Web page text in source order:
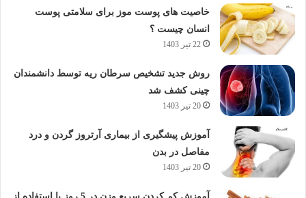
خاصیت های پوست موز برای سلامتی پوست
انسان چیست ؟
22 تیر 1403
روش جدید تشخیص سرطان ریه توسط دانشمندان
چینی کشف شد
20 تیر 1403
آموزش پیشگیری از بیماری آرتروز گردن و درد
مفاصل در بدن
20 تیر 1403